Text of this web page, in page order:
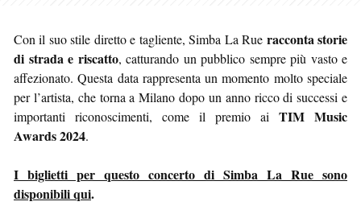
Con il suo stile diretto e tagliente, Simba La Rue racconta storie
di strada e riscatto, catturando un pubblico sempre più vasto e
affezionato. Questa data rappresenta un momento molto speciale
per l’artista, che torna a Milano dopo un anno ricco di successi e
importanti riconoscimenti, come il premio ai TIM Music
Awards 2024.
I biglietti per questo concerto di Simba La Rue sono
disponibili qui.